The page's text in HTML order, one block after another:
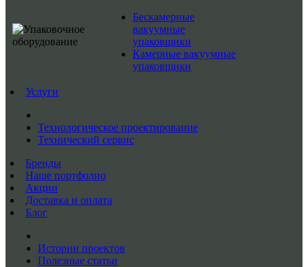
Бескамерные
вакуумные
упаковщики
Камерные вакуумные
упаковщики
Услуги
Технологическое проектирование
Технический сервис
Бренды
Наше портфолио
Акции
Доставка и оплата
Блог
Истории проектов
Полезные статьи